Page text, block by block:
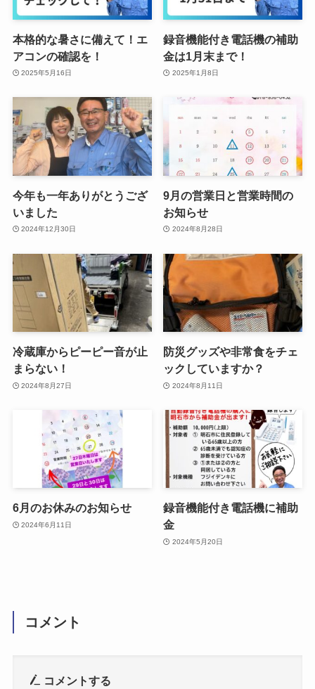
本格的な暑さに備えて！エ
アコンの確認を！
2025年5月16日
録音機能付き電話機の補助
金は1月末まで！
2025年1月8日
今年も一年ありがとうござ
いました
2024年12月30日
9月の営業日と営業時間の
お知らせ
2024年8月28日
冷蔵庫からピーピー音が止
まらない！
2024年8月27日
防災グッズや非常食をチェ
ックしていますか？
2024年8月11日
6月のお休みのお知らせ
2024年6月11日
録音機能付き電話機に補助
金
2024年5月20日
コメント
コメントする